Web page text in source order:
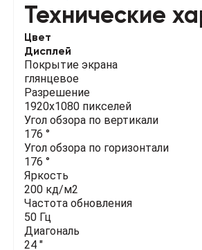
Технические
Цвет
Дисплей
Покрытие экрана
глянцевое
Разрешение
1920x1080 пикселей
Угол обзора по вертикали
176 °
Угол обзора по горизонтали
176 °
Яркость
200 кд/м2
Частота обновления
50 Гц
Диагональ
24 "